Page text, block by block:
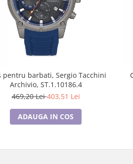
pentru barbati, Sergio Tacchini
Archivio, ST.1.10186.4
469,20 Lei403,51 Lei
ADAUGA IN COS